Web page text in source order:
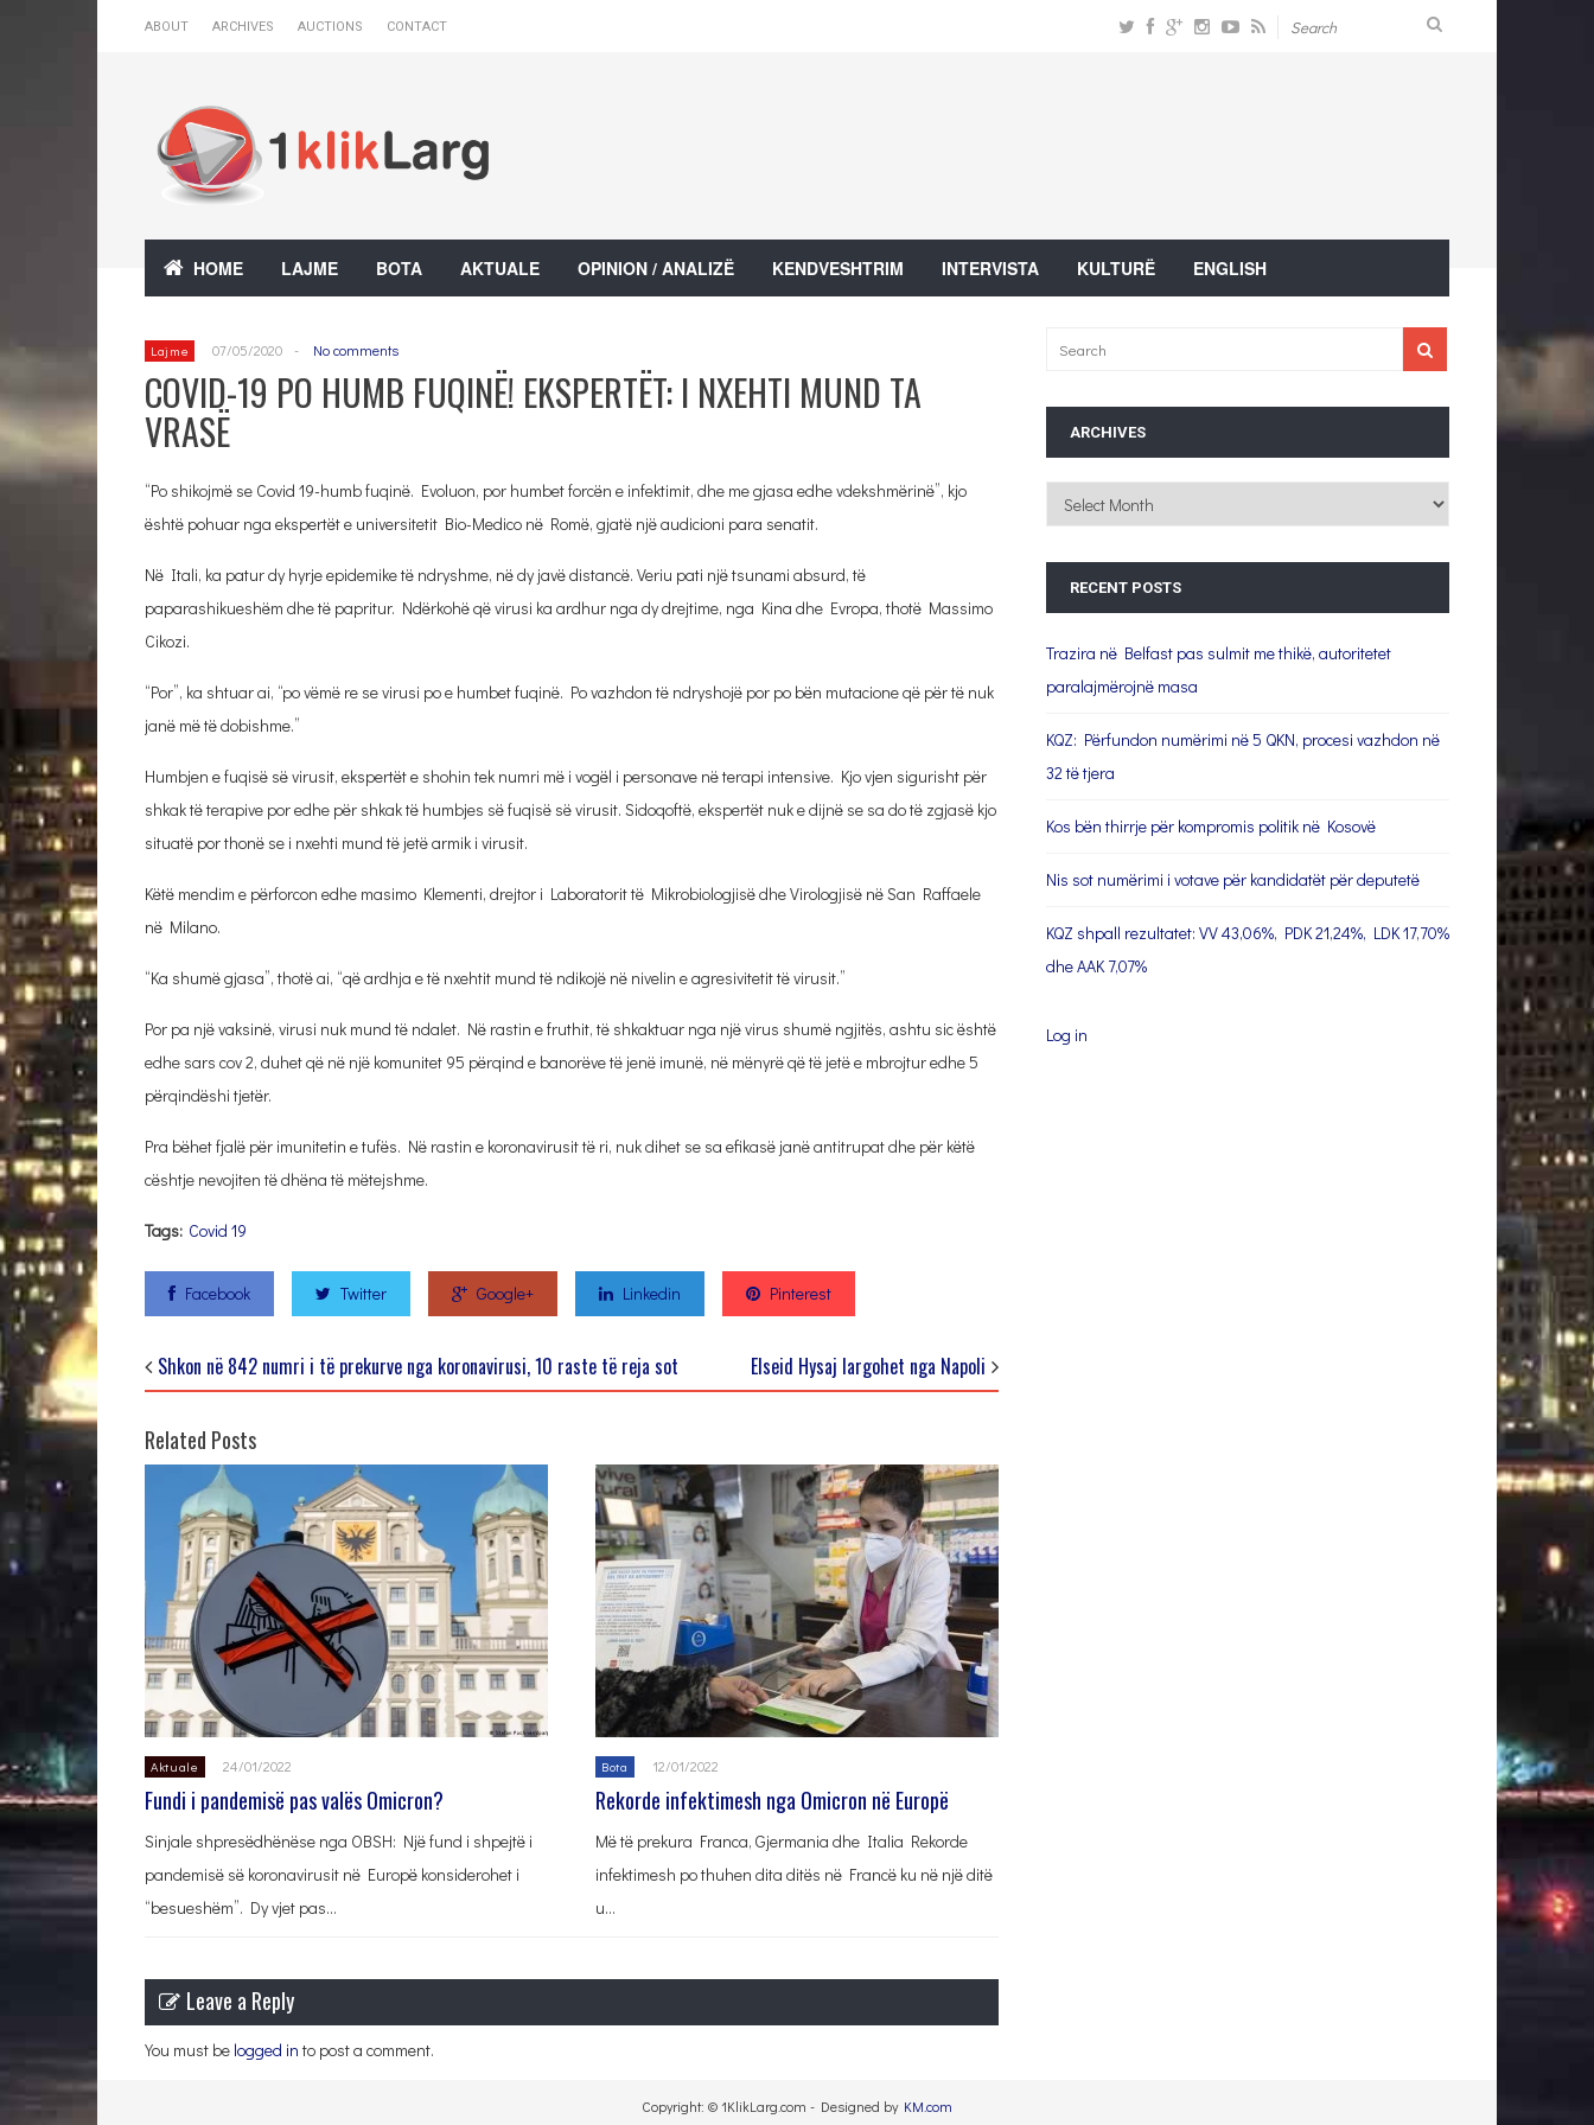
ABOUT ARCHIVES AUCTIONS CONTACT
HOME LAJME BOTA AKTUALE OPINION / ANALIZË KENDVESHTRIM INTERVISTA KULTURË ENGLISH
Lajme 07/05/2020 - No comments
COVID-19 PO HUMB FUQINË! EKSPERTËT: I NXEHTI MUND TA
VRASË
“Po shikojmë se Covid 19-humb fuqinë. Evoluon, por humbet forcën e infektimit, dhe me gjasa edhe vdekshmërinë”, kjo
është pohuar nga ekspertët e universitetit Bio-Medico në Romë, gjatë një audicioni para senatit.
Në Itali, ka patur dy hyrje epidemike të ndryshme, në dy javë distancë. Veriu pati një tsunami absurd, të
paparashikueshëm dhe të papritur. Ndërkohë që virusi ka ardhur nga dy drejtime, nga Kina dhe Evropa, thotë Massimo
Cikozi.
“Por”, ka shtuar ai, “po vëmë re se virusi po e humbet fuqinë. Po vazhdon të ndryshojë por po bën mutacione që për të nuk
janë më të dobishme.”
Humbjen e fuqisë së virusit, ekspertët e shohin tek numri më i vogël i personave në terapi intensive. Kjo vjen sigurisht për
shkak të terapive por edhe për shkak të humbjes së fuqisë së virusit. Sidoqoftë, ekspertët nuk e dijnë se sa do të zgjasë kjo
situatë por thonë se i nxehti mund të jetë armik i virusit.
Këtë mendim e përforcon edhe masimo Klementi, drejtor i Laboratorit të Mikrobiologjisë dhe Virologjisë në San Raffaele
në Milano.
“Ka shumë gjasa”, thotë ai, “që ardhja e të nxehtit mund të ndikojë në nivelin e agresivitetit të virusit.”
Por pa një vaksinë, virusi nuk mund të ndalet. Në rastin e fruthit, të shkaktuar nga një virus shumë ngjitës, ashtu sic është
edhe sars cov 2, duhet që në një komunitet 95 përqind e banorëve të jenë imunë, në mënyrë që të jetë e mbrojtur edhe 5
përqindëshi tjetër.
Pra bëhet fjalë për imunitetin e tufës. Në rastin e koronavirusit të ri, nuk dihet se sa efikasë janë antitrupat dhe për këtë
cështje nevojiten të dhëna të mëtejshme.
Tags: Covid 19
Facebook Twitter Google+ Linkedin Pinterest
Shkon në 842 numri i të prekurve nga koronavirusi, 10 raste të reja sot Elseid Hysaj largohet nga Napoli
Related Posts
Aktuale 24/01/2022
Fundi i pandemisë pas valës Omicron?
Sinjale shpresëdhënëse nga OBSH: Një fund i shpejtë i
pandemisë së koronavirusit në Europë konsiderohet i
“besueshëm”. Dy vjet pas…
Bota 12/01/2022
Rekorde infektimesh nga Omicron në Europë
Më të prekura Franca, Gjermania dhe Italia Rekorde
infektimesh po thuhen dita ditës në Francë ku në një ditë
u…
Leave a Reply
You must be logged in to post a comment.
ARCHIVES
Archives
RECENT POSTS
Trazira në Belfast pas sulmit me thikë, autoritetet
paralajmërojnë masa
KQZ: Përfundon numërimi në 5 QKN, procesi vazhdon në
32 të tjera
Kos bën thirrje për kompromis politik në Kosovë
Nis sot numërimi i votave për kandidatët për deputetë
KQZ shpall rezultatet: VV 43,06%, PDK 21,24%, LDK 17,70%
dhe AAK 7,07%
Log in
Copyright: © 1KlikLarg.com - Designed by KM.com